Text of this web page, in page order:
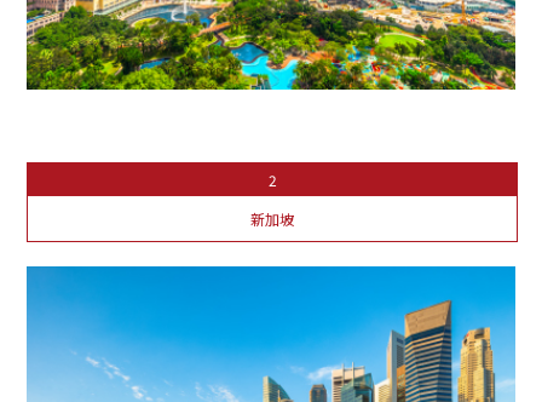
2
新加坡